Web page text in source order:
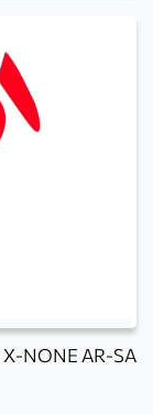
X-NONEAR-SA